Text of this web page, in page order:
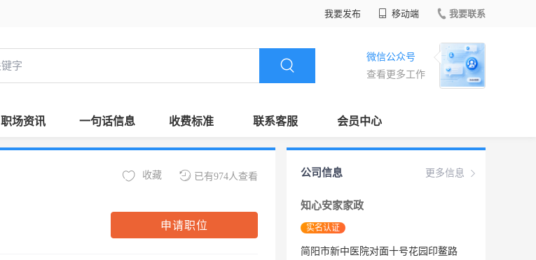
我要发布 移动端 我要联系
微信公众号
查看更多工作
职场资讯 一句话信息 收费标准 联系客服 会员中心
已有974人查看
收藏
申请职位
更多信息
公司信息
知心安家家政
实名认证
简阳市新中医院对面十号花园印鳌路